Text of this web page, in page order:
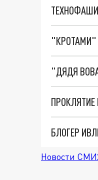
"КРОТАМИ"
БЛОГЕР
Новости